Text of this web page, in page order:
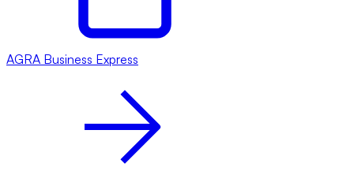
AGRA Business Express